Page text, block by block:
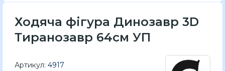
Ходяча фігура Динозавр 3D
Тиранозавр 64см УП
Артикул: 4917